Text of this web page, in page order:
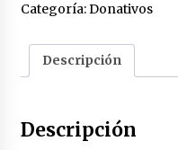
Agencia
cantidad
Categoría:Donativos
Descripción
Descripción